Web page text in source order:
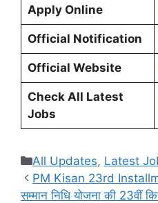
Apply Online
Official Notification
Official Website
Check All Latest
Jobs
Categories
All Updates, Latest
PM Kisan 23rd
सम्मान निधि योजना की 23वीं